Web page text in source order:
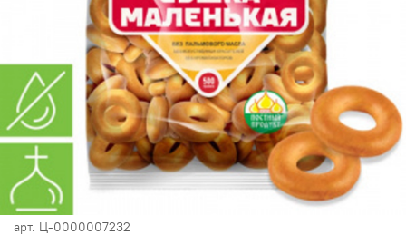
арт. Ц-0000007232